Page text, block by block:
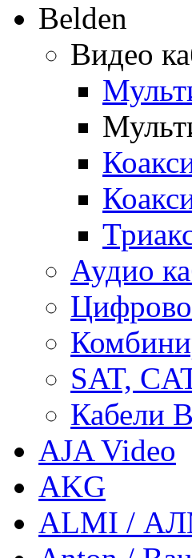
Belden
Видео
Аудио
SAT,
Кабели
AJA Video
AKG
ALMI /